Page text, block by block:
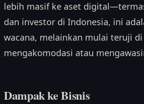
lebih masif ke aset
dan investor di Indonesia, ini
wacana, melainkan mulai teruji
mengakomodasi atau
Dampak ke Bisnis